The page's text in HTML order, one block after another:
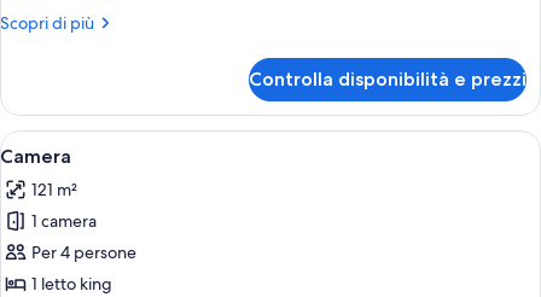
Scopri di più
Altri
Controlla disponibilità e prezzi
Apri
tutte
le
foto
per
Camera
Una moderna camera d'hotel con
6
Camera
121 m²
1 camera
Per 4 persone
1 letto king